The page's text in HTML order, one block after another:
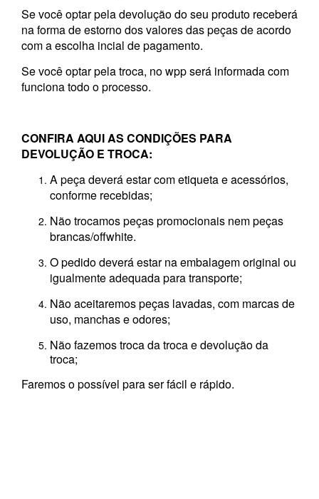
Se você optar pela devolução do seu produto receberá
na forma de estorno dos valores das peças de acordo
com a escolha incial de pagamento.
Se você optar pela troca, no wpp será informada com
funciona todo o processo.
CONFIRA AQUI AS CONDIÇÕES PARA
DEVOLUÇÃO E TROCA:
A peça deverá estar com etiqueta e acessórios,
conforme recebidas;
Não trocamos peças promocionais nem peças
brancas/offwhite.
O pedido deverá estar na embalagem original ou
igualmente adequada para transporte;
Não aceitaremos peças lavadas, com marcas de
uso, manchas e odores;
Não fazemos troca da troca e devolução da
troca;
Faremos o possível para ser fácil e rápido.